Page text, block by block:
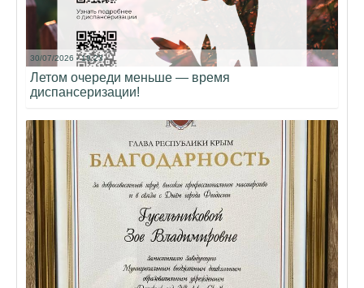
30/07/2026 - 18:23
Летом очереди меньше — время
диспансеризации!